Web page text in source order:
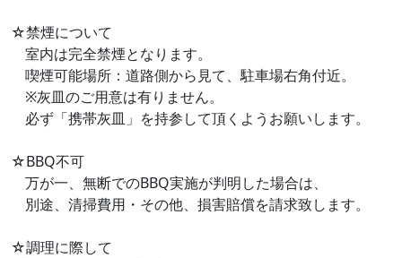
☆禁煙について
室内は完全禁煙となります。
喫煙可能場所：道路側から見て、駐車場右角付近。
※灰皿のご用意は有りません。
必ず「携帯灰皿」を持参して頂くようお願いします。
☆BBQ不可
万が一、無断でのBBQ実施が判明した場合は、
別途、清掃費用・その他、損害賠償を請求致します。
☆調理に際して